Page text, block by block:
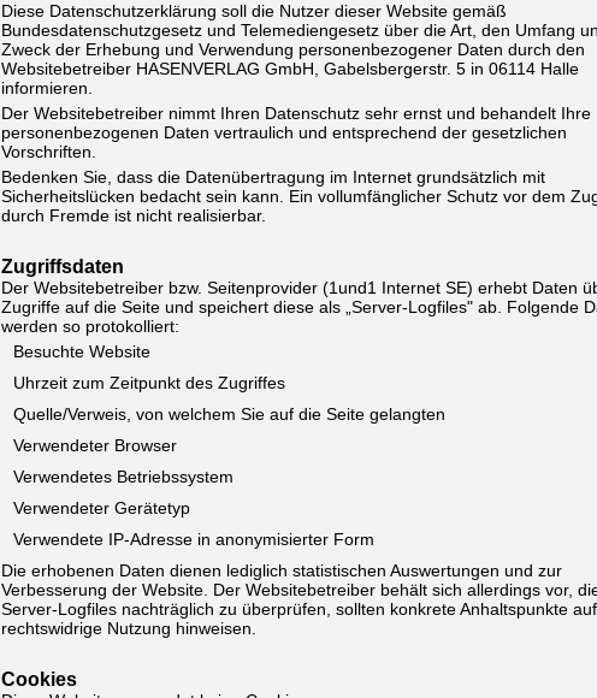
Diese Datenschutzerklärung soll die Nutzer dieser Website gemäß
Bundesdatenschutzgesetz und Telemediengesetz über die Art, den Umfang
Zweck der Erhebung und Verwendung personenbezogener Daten durch den
Websitebetreiber HASENVERLAG GmbH, Gabelsbergerstr. 5 in 06114 Halle
informieren.
Der Websitebetreiber nimmt Ihren Datenschutz sehr ernst und behandelt Ihre
personenbezogenen Daten vertraulich und entsprechend der gesetzlichen
Vorschriften.
Bedenken Sie, dass die Datenübertragung im Internet grundsätzlich mit
Sicherheitslücken bedacht sein kann. Ein vollumfänglicher Schutz vor dem
durch Fremde ist nicht realisierbar.
Zugriffsdaten
Der Websitebetreiber bzw. Seitenprovider (1und1 Internet SE) erhebt Daten
Zugriffe auf die Seite und speichert diese als „Server-Logfiles" ab. Folgende
werden so protokolliert:
Besuchte Website
Uhrzeit zum Zeitpunkt des Zugriffes
Quelle/Verweis, von welchem Sie auf die Seite gelangten
Verwendeter Browser
Verwendetes Betriebssystem
Verwendeter Gerätetyp
Verwendete IP-Adresse in anonymisierter Form
Die erhobenen Daten dienen lediglich statistischen Auswertungen und zur
Verbesserung der Website. Der Websitebetreiber behält sich allerdings vor,
Server-Logfiles nachträglich zu überprüfen, sollten konkrete Anhaltspunkte
rechtswidrige Nutzung hinweisen.
Cookies